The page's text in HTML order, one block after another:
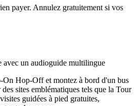
payer. Annulez gratuitement si vos
avec un audioguide multilingue
On Hop-Off et montez à bord d'un bus
sites emblématiques tels que la Tour
guidées à pied gratuites,